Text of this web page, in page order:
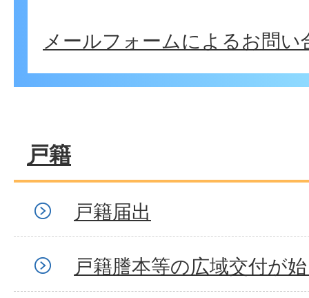
メールフォームによるお問い
戸籍
戸籍届出
戸籍謄本等の広域交付が